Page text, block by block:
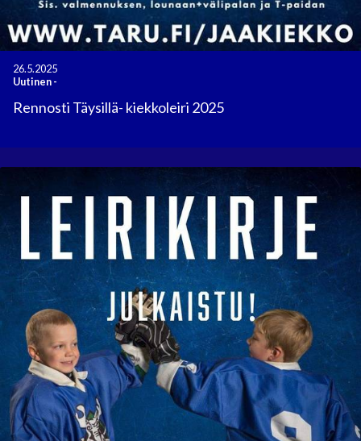
26.5.2025
Uutinen-
Rennosti Täysillä- kiekkoleiri 2025